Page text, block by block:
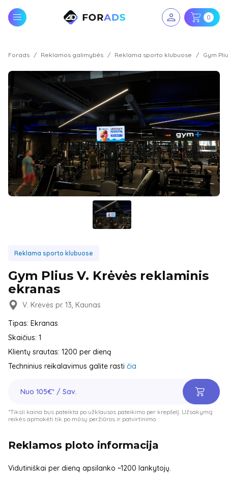
0
Forads Reklamos galimybės Reklama sporto klubuose Gym
Reklama sporto klubuose
Gym Plius V. Krėvės reklaminis
ekranas
V. Krėvės pr. 13, Kaunas
Tipas: Ekranas
Skaičius: 1
Klientų srautas: 1200 per dieną
Techninius reikalavimus galite rasti čia
Nuo 105€* / Sav.
*Tiksli kaina bus pateikta po užklausos pateikimo per krepšelį. Užsakymą
reikės apmokėti tik po mūsų peržiūros ir patvirtinimo.
Reklamos ploto informacija
Vidutiniškai per dieną apsilanko ~1200 lankytojų.